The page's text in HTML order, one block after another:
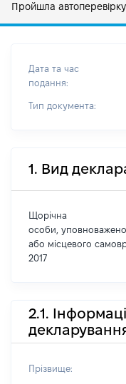
Пройшла
Дата та час
подання:
Тип документа:
1. Вид
Щорічна
особи,
або місцевого
2017
2.1.
Прізвище: